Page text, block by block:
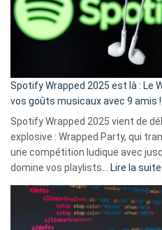
Spotify Wrapped 2025 est là : Le
vos goûts musicaux avec 9 amis !
Spotify Wrapped 2025 vient de
explosive : Wrapped Party, qui
une compétition ludique avec
domine vos playlists…
Lire la suite